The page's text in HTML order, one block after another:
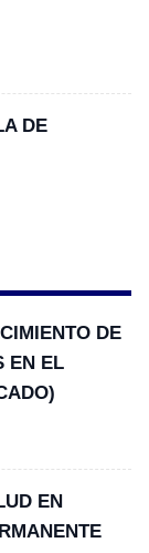
DE
DE
EN EL
EN